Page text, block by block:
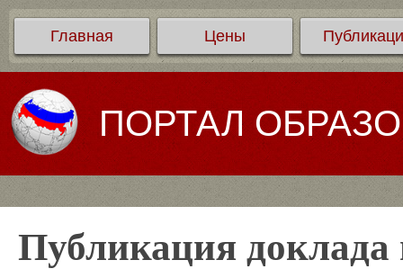
Главная Цены
ПОРТАЛ
Публикация доклада